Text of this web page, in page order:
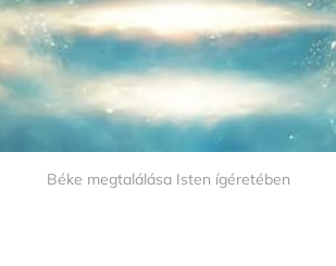
Béke megtalálása Isten ígéretében